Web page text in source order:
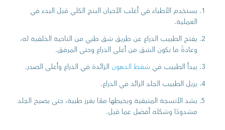
يستخدم الأطباء في أغلب الأحيان البنج الكلي قبل البدء في
العملية.
يفتح الطبيب الذراع عن طريق شق طبي من الناحية الخلفية له،
وعادةً ما يكون الشق من أعلى الذراع وحتى المرفق.
يبدأ الطبيب في شفط الدهون الزائدة في الذراع وأعلى الصدر.
يزيل الطبيب الجلد الزائد في الذراع.
يشد الأنسجة المتبقية ويخيطها معًا بغرز طبية، حتى يصبح الجلد
مشدودًا وشكله أفضل عما قبل.